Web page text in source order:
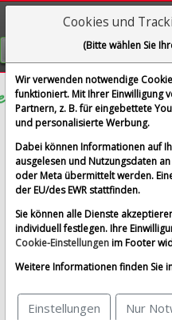
Visualizations
GRATIS REGISTRIEREN
Digimarc Corp.
im Vergleich mit Airbus
Motoren Werke AG und
Alle Aktien entfernen
Digimarc Corp. (Nasdaq)
Airbus SE (Echtzeit Euro)
Cookies und
(Bitte wählen Sie
Wir verwenden notwendige
funktioniert. Mit Ihrer Einwilligung
Partnern, z. B. für eingebettete
und personalisierte Werbung.
Dabei können Informationen auf
ausgelesen und Nutzungsdaten
oder Meta übermittelt werden.
der EU/des EWR stattfinden.
Sie können alle Dienste
individuell festlegen. Ihre
Cookie-Einstellungenim Footer
Weitere Informationen finden Sie
Einstellungen Nur